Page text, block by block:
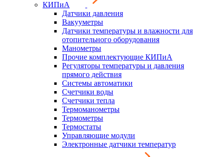
КИПиА
Датчики давления
Вакууметры
Датчики температуры и влажности для
отопительного оборудования
Манометры
Прочие комплектующие КИПиА
Регуляторы температуры и давления
прямого действия
Системы автоматики
Счетчики воды
Счетчики тепла
Термоманометры
Термометры
Термостаты
Управляющие модули
Электронные датчики температур